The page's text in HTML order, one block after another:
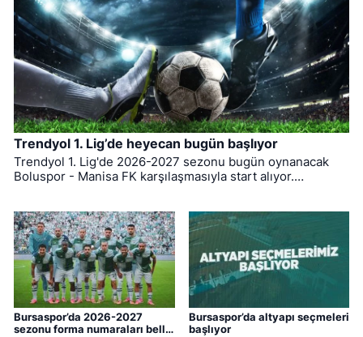
Trendyol 1. Lig’de heyecan bugün başlıyor
Trendyol 1. Lig'de 2026-2027 sezonu bugün oynanacak
Boluspor - Manisa FK karşılaşmasıyla start alıyor.
Bursaspor’da 2026-2027
sezonu forma numaraları belli
Bursaspor’da altyapı seçmeleri
başlıyor